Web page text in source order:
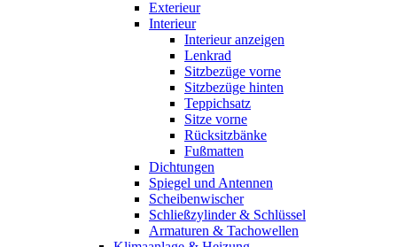
Exterieur
Interieur
Interieur anzeigen
Lenkrad
Sitzbezüge vorne
Sitzbezüge hinten
Teppichsatz
Sitze vorne
Rücksitzbänke
Fußmatten
Dichtungen
Spiegel und Antennen
Scheibenwischer
Schließzylinder & Schlüssel
Armaturen & Tachowellen